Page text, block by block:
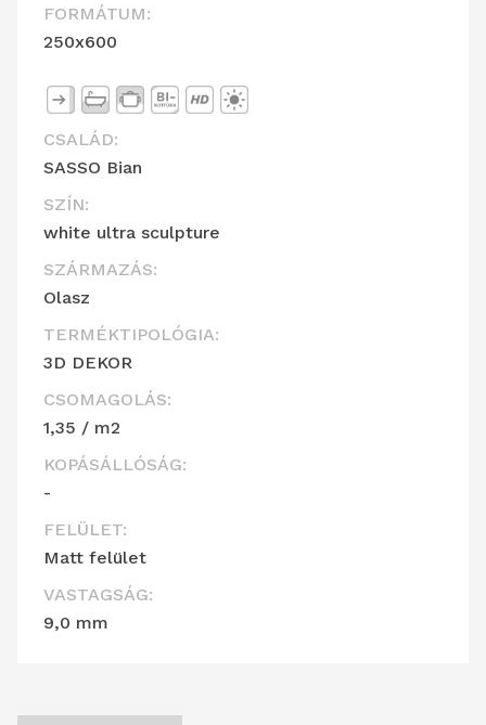
FORMÁTUM:
250x600
CSALÁD:
SASSO Bian
SZÍN:
white ultra sculpture
SZÁRMAZÁS:
Olasz
TERMÉKTIPOLÓGIA:
3D DEKOR
CSOMAGOLÁS:
1,35 / m2
KOPÁSÁLLÓSÁG:
-
FELÜLET:
Matt felület
VASTAGSÁG:
9,0 mm